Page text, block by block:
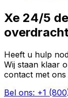
Xe 24/5
Heeft u hulp
Wij staan klaar
contact met
Bel ons: +1